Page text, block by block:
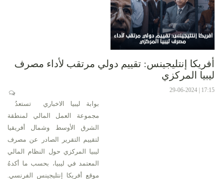
أفريكا إنتليجينس: تقييم دولي مرتقب لأداء مصرف
ليبيا المركزي
17:15 | 29-06-2024
بوابة ليبيا الاخباري تستعدُ
مجموعة العمل المالي لمنطقة
الشرق الأوسط وشمال أفريقيا
لتقييم التقرير الصادر عن مصرف
ليبيا المركزي حول النظام المالي
المعتمد في ليبيا، بحسب ما أكدهُ
موقع أفريكا إنتليجينس الفرنسي.